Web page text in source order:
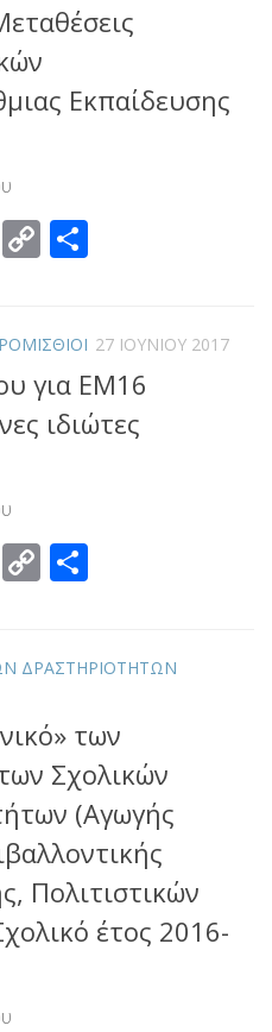
Εκπαίδευσης
Email
Copy
27 ΙΟΥΝΊΟΥ 2017
για ΕΜ16
ιδιώτες
Email
Copy
ΔΡΑΣΤΗΡΙΟΤΗΤΩΝ
των
Σχολικών
(Αγωγής
Πολιτιστικών
έτος 2016-